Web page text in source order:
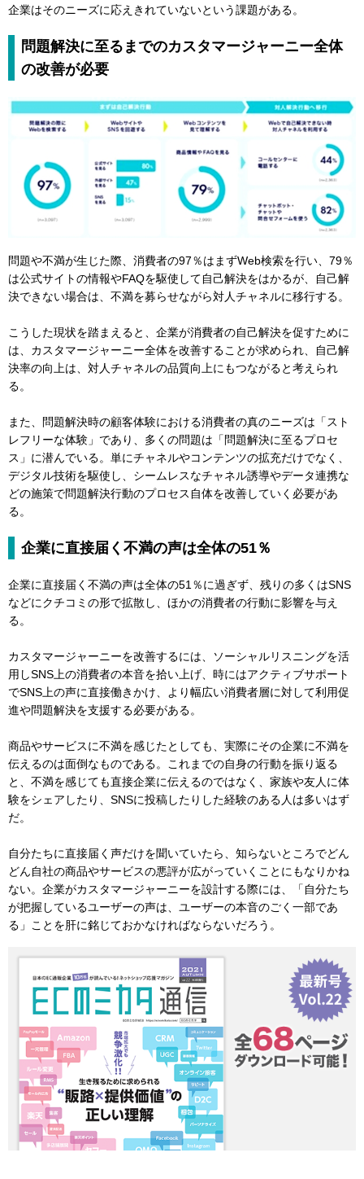
企業はそのニーズに応えきれていないという課題がある。
問題解決に至るまでのカスタマージャーニー全体
の改善が必要
問題や不満が生じた際、消費者の97％はまずWeb検索を行い、79％
は公式サイトの情報やFAQを駆使して自己解決をはかるが、自己解
決できない場合は、不満を募らせながら対人チャネルに移行する。
こうした現状を踏まえると、企業が消費者の自己解決を促すために
は、カスタマージャーニー全体を改善することが求められ、自己解
決率の向上は、対人チャネルの品質向上にもつながると考えられ
る。
また、問題解決時の顧客体験における消費者の真のニーズは「スト
レフリーな体験」であり、多くの問題は「問題解決に至るプロセ
ス」に潜んでいる。単にチャネルやコンテンツの拡充だけでなく、
デジタル技術を駆使し、シームレスなチャネル誘導やデータ連携な
どの施策で問題解決行動のプロセス自体を改善していく必要があ
る。
企業に直接届く不満の声は全体の51％
企業に直接届く不満の声は全体の51％に過ぎず、残りの多くはSNS
などにクチコミの形で拡散し、ほかの消費者の行動に影響を与え
る。
カスタマージャーニーを改善するには、ソーシャルリスニングを活
用しSNS上の消費者の本音を拾い上げ、時にはアクティブサポート
でSNS上の声に直接働きかけ、より幅広い消費者層に対して利用促
進や問題解決を支援する必要がある。
商品やサービスに不満を感じたとしても、実際にその企業に不満を
伝えるのは面倒なものである。これまでの自身の行動を振り返る
と、不満を感じても直接企業に伝えるのではなく、家族や友人に体
験をシェアしたり、SNSに投稿したりした経験のある人は多いはず
だ。
自分たちに直接届く声だけを聞いていたら、知らないところでどん
どん自社の商品やサービスの悪評が広がっていくことにもなりかね
ない。企業がカスタマージャーニーを設計する際には、「自分たち
が把握しているユーザーの声は、ユーザーの本音のごく一部であ
る」ことを肝に銘じておかなければならないだろう。